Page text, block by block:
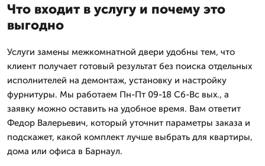
Что входит в услугу и почему это
выгодно
Услуги замены межкомнатной двери удобны тем, что
клиент получает готовый результат без поиска отдельных
исполнителей на демонтаж, установку и настройку
фурнитуры. Мы работаем Пн-Пт 09-18 Сб-Вс вых., а
заявку можно оставить на удобное время. Вам ответит
Федор Валерьевич, который уточнит параметры заказа и
подскажет, какой комплект лучше выбрать для квартиры,
дома или офиса в Барнаул.